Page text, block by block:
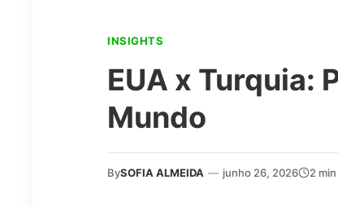
INSIGHTS
EUA x Turquia:
Mundo
BySOFIA ALMEIDA — junho 26, 2026 2